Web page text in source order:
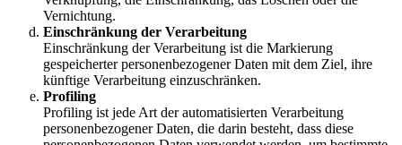
Vernichtung.
Einschränkung der Verarbeitung
Einschränkung der Verarbeitung ist die Markierung
gespeicherter personenbezogener Daten mit dem Ziel, ihre
künftige Verarbeitung einzuschränken.
Profiling
Profiling ist jede Art der automatisierten Verarbeitung
personenbezogener Daten, die darin besteht, dass diese